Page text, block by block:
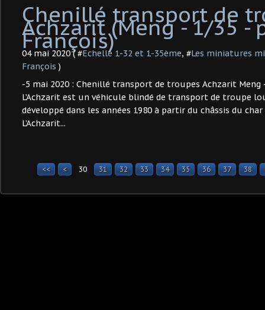
Chenillé transport de
Achzarit (Meng - 1/35 -
François)
04 mai 2020 ( #Echelle 1-32 et 1-35ème, #Les miniatures
François )
-5 mai 2020 : Chenillé transport de troupes Achzarit Meng
L’Achzarit est un véhicule blindé de transport de troupe
développé dans les années 1980 à partir du châssis du
L’Achzarit...
<< < 10
20
30 31 32 33 34 35 36 37 38